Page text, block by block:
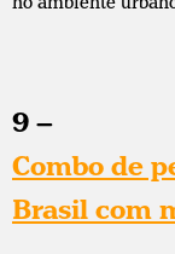
9 –
Combo de
Brasil com